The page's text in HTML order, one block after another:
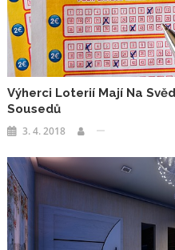
Výherci Loterií Mají Na
Sousedů
3. 4. 2018